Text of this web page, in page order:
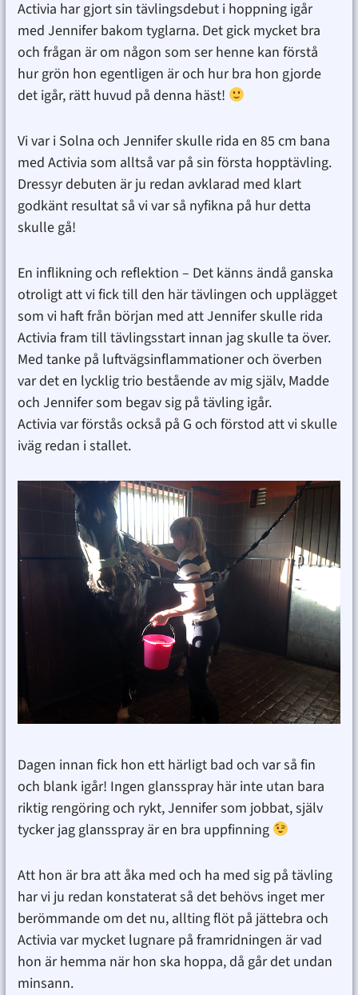
Activia har gjort sin tävlingsdebut i hoppning igår
med Jennifer bakom tyglarna. Det gick mycket bra
och frågan är om någon som ser henne kan förstå
hur grön hon egentligen är och hur bra hon gjorde
det igår, rätt huvud på denna häst!
Vi var i Solna och Jennifer skulle rida en 85 cm bana
med Activia som alltså var på sin första hopptävling.
Dressyr debuten är ju redan avklarad med klart
godkänt resultat så vi var så nyfikna på hur detta
skulle gå!
En inflikning och reflektion – Det känns ändå ganska
otroligt att vi fick till den här tävlingen och upplägget
som vi haft från början med att Jennifer skulle rida
Activia fram till tävlingsstart innan jag skulle ta över.
Med tanke på luftvägsinflammationer och överben
var det en lycklig trio bestående av mig själv, Madde
och Jennifer som begav sig på tävling igår.
Activia var förstås också på G och förstod att vi skulle
iväg redan i stallet.
Dagen innan fick hon ett härligt bad och var så fin
och blank igår! Ingen glansspray här inte utan bara
riktig rengöring och rykt, Jennifer som jobbat, själv
tycker jag glansspray är en bra uppfinning
Att hon är bra att åka med och ha med sig på tävling
har vi ju redan konstaterat så det behövs inget mer
berömmande om det nu, allting flöt på jättebra och
Activia var mycket lugnare på framridningen är vad
hon är hemma när hon ska hoppa, då går det undan
minsann.